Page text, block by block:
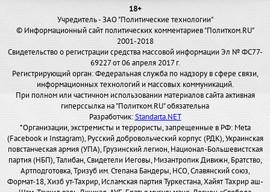
18+
Учредитель - ЗАО "Политические технологии"
© Информационный сайт политических комментариев "Политком.RU"
2001-2018
Свидетельство о регистрации средства массовой информации Эл № ФС77-
69227 от 06 апреля 2017 г.
Регистрирующий орган: Федеральная служба по надзору в сфере связи,
информационных технологий и массовых коммуникаций.
При полном или частичном использовании материалов сайта активная
гиперссылка на "Политком.RU" обязательна
Разработчик:Standarta.NET
*Организации, экстремисты и террористы, запрещенные в РФ: Meta
(Facebook и Instagram), Русский добровольческий корпус (РДК), Украинская
повстанческая армия (УПА), Грузинский легион, Национал-Большевистская
партия (НБП), Талибан, Свидетели Иеговы, Мизантропик Дивижн, Братство,
Артподготовка, Тризуб им. Степана Бандеры, НСО, Славянский союз,
Формат-18, Хизб ут-Тахрир, Исламская партия Туркестана, Хайят Тахрир аш-